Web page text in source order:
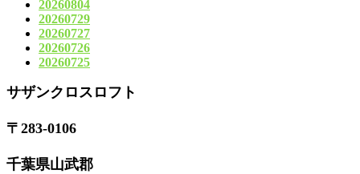
20260804
20260729
20260727
20260726
20260725
サザンクロスロフト
〒283-0106
千葉県山武郡